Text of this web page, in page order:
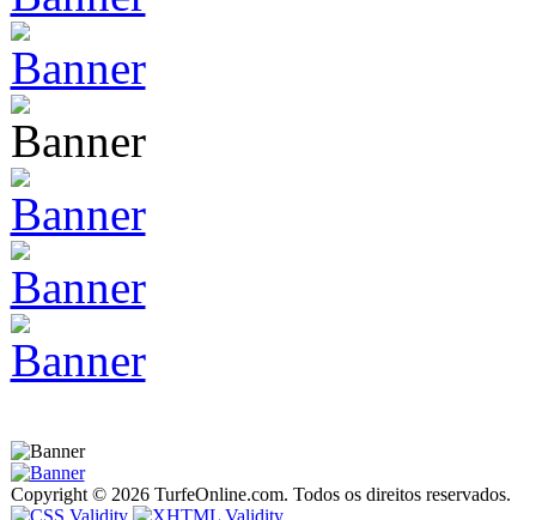
Copyright © 2026 TurfeOnline.com. Todos os direitos reservados.